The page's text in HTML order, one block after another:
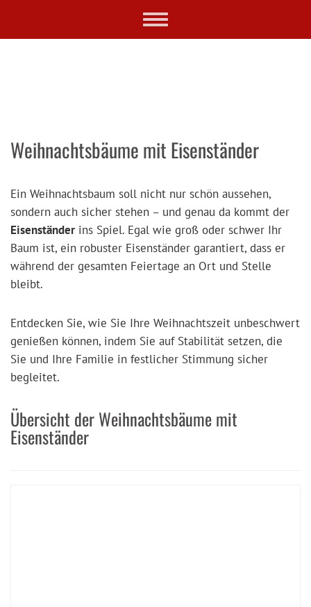
Toggle
Weihnachtsbäume mit Eisenständer
Ein Weihnachtsbaum soll nicht nur schön aussehen,
sondern auch sicher stehen – und genau da kommt der
Eisenständer ins Spiel. Egal wie groß oder schwer Ihr
Baum ist, ein robuster Eisenständer garantiert, dass er
während der gesamten Feiertage an Ort und Stelle
bleibt.
Entdecken Sie, wie Sie Ihre Weihnachtszeit unbeschwert
genießen können, indem Sie auf Stabilität setzen, die
Sie und Ihre Familie in festlicher Stimmung sicher
begleitet.
Übersicht der Weihnachtsbäume mit
Eisenständer